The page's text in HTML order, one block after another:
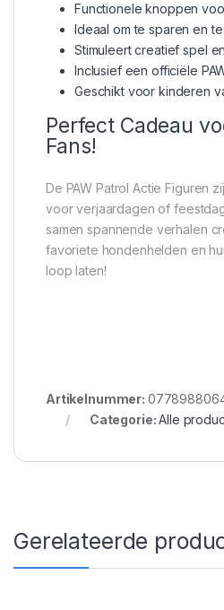
Functionele knoppen
Ideaal om te sparen en
Stimuleert creatief spel
Inclusief een officiële
Geschikt voor kinderen
Perfect Cadeau
Fans!
De PAW Patrol Actie Figuren
voor verjaardagen of
samen spannende verhalen
favoriete hondenhelden en
loop laten!
Artikelnummer:
Categorie:Alle
Gerelateerde